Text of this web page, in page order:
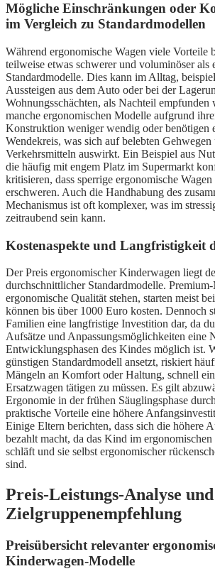
Mögliche Einschränkungen oder
im Vergleich zu Standardmodellen
Während ergonomische Wagen viele Vorteile
teilweise etwas schwerer und voluminöser als
Standardmodelle. Dies kann im Alltag,
Aussteigen aus dem Auto oder bei der
Wohnungsschächten, als Nachteil empfunden
manche ergonomischen Modelle aufgrund
Konstruktion weniger wendig oder benötigen
Wendekreis, was sich auf belebten
Verkehrsmitteln auswirkt. Ein Beispiel aus
die häufig mit engem Platz im Supermarkt
kritisieren, dass sperrige ergonomische
erschweren. Auch die Handhabung des
Mechanismus ist oft komplexer, was im
zeitraubend sein kann.
Kostenaspekte und Langfristigkeit
Der Preis ergonomischer Kinderwagen liegt
durchschnittlicher Standardmodelle.
ergonomische Qualität stehen, starten meist
können bis über 1000 Euro kosten. Dennoch
Familien eine langfristige Investition dar, da
Aufsätze und Anpassungsmöglichkeiten eine
Entwicklungsphasen des Kindes möglich ist.
günstigen Standardmodell ansetzt, riskiert
Mängeln an Komfort oder Haltung, schnell
Ersatzwagen tätigen zu müssen. Es gilt
Ergonomie in der frühen Säuglingsphase
praktische Vorteile eine höhere
Einige Eltern berichten, dass sich die höhere
bezahlt macht, da das Kind im
schläft und sie selbst ergonomischer
sind.
Preis-Leistungs-Analyse und
Zielgruppenempfehlung
Preisübersicht relevanter
Kinderwagen-Modelle